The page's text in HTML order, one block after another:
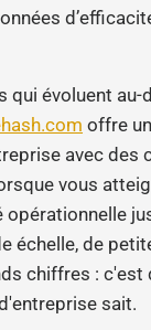
qui évoluent au-
offre
avec des
vous
opérationnelle
échelle, de
chiffres : c'est
sait.